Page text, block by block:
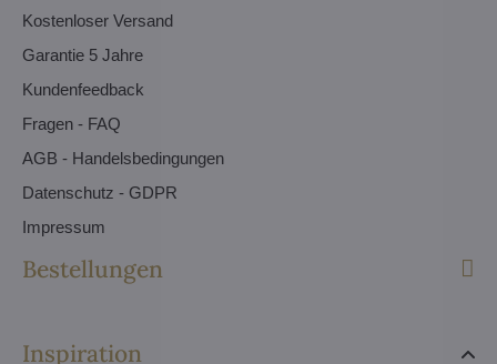
Kostenloser Versand
Garantie 5 Jahre
Kundenfeedback
Fragen - FAQ
AGB - Handelsbedingungen
Datenschutz - GDPR
Impressum
Bestellungen
Inspiration